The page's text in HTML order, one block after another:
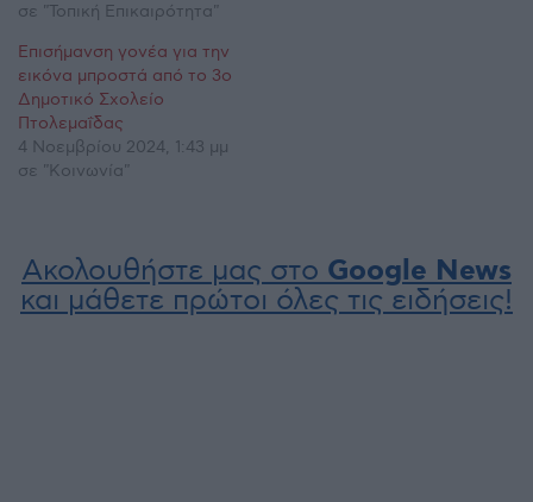
σε "Τοπική Επικαιρότητα"
Επισήμανση γονέα για την
εικόνα μπροστά από το 3ο
Δημοτικό Σχολείο
Πτολεμαΐδας
4 Νοεμβρίου 2024, 1:43 μμ
σε "Κοινωνία"
Ακολουθήστε μας στο Google News
και μάθετε πρώτοι όλες τις ειδήσεις!